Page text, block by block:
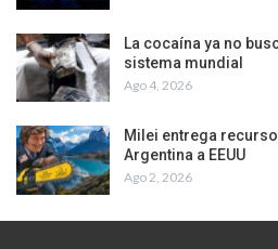
La cocaína ya no
sistema mundial
Ago 4, 2026
Milei entrega
Argentina a EEUU
Ago 2, 2026